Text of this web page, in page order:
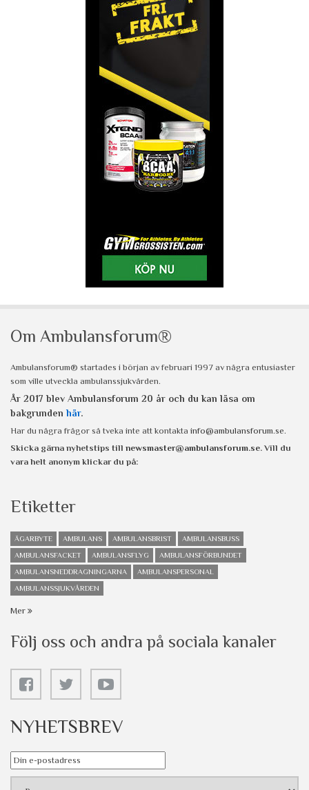
Om Ambulansforum®
Ambulansforum® startades i början av februari 1997 av några entusiaster
som ville utveckla ambulanssjukvården.
År 2017 blev Ambulansforum 20 år och du kan läsa om
bakgrunden här.
Har du några frågor så tveka inte att kontakta info@ambulansforum.se.
Skicka gärna nyhetstips till newsmaster@ambulansforum.se. Vill du
vara helt anonym klickar du på:
Etiketter
ÄGARBYTE AMBULANS AMBULANSBRIST
AMBULANSBUSS
AMBULANSFACKET
AMBULANSFLYG
AMBULANSFÖRBUNDET
AMBULANSNEDDRAGNINGARNA
AMBULANSPERSONAL
AMBULANSSJUKVÅRDEN
Mer
Följ oss och andra på sociala kanaler
NYHETSBREV